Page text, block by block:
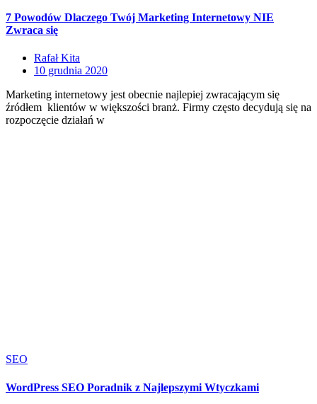
7 Powodów Dlaczego Twój Marketing Internetowy NIE
Zwraca się
Rafał Kita
10 grudnia 2020
Marketing internetowy jest obecnie najlepiej zwracającym się
źródłem klientów w większości branż. Firmy często decydują się na
rozpoczęcie działań w
SEO
WordPress SEO Poradnik z Najlepszymi Wtyczkami